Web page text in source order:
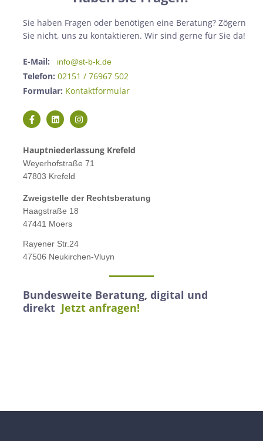
Sie haben Fragen oder benötigen eine Beratung? Zögern
Sie nicht, uns zu kontaktieren. Wir sind gerne für Sie da!
E-Mail: info@st-b-k.de
Telefon: 02151 / 76967 502
Formular: Kontaktformular
Hauptniederlassung Krefeld
Weyerhofstraße 71
47803 Krefeld
Zweigstelle der Rechtsberatung
Haagstraße 18
47441 Moers
Rayener Str.24
47506 Neukirchen-Vluyn
Bundesweite Beratung, digital und
direkt Jetzt anfragen!